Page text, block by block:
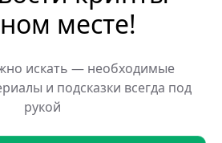
месте!
искать — необходимые
и подсказки всегда под
рукой
информации агентства,
добиваются
упрощенный
В декабре 2025 года
проект,